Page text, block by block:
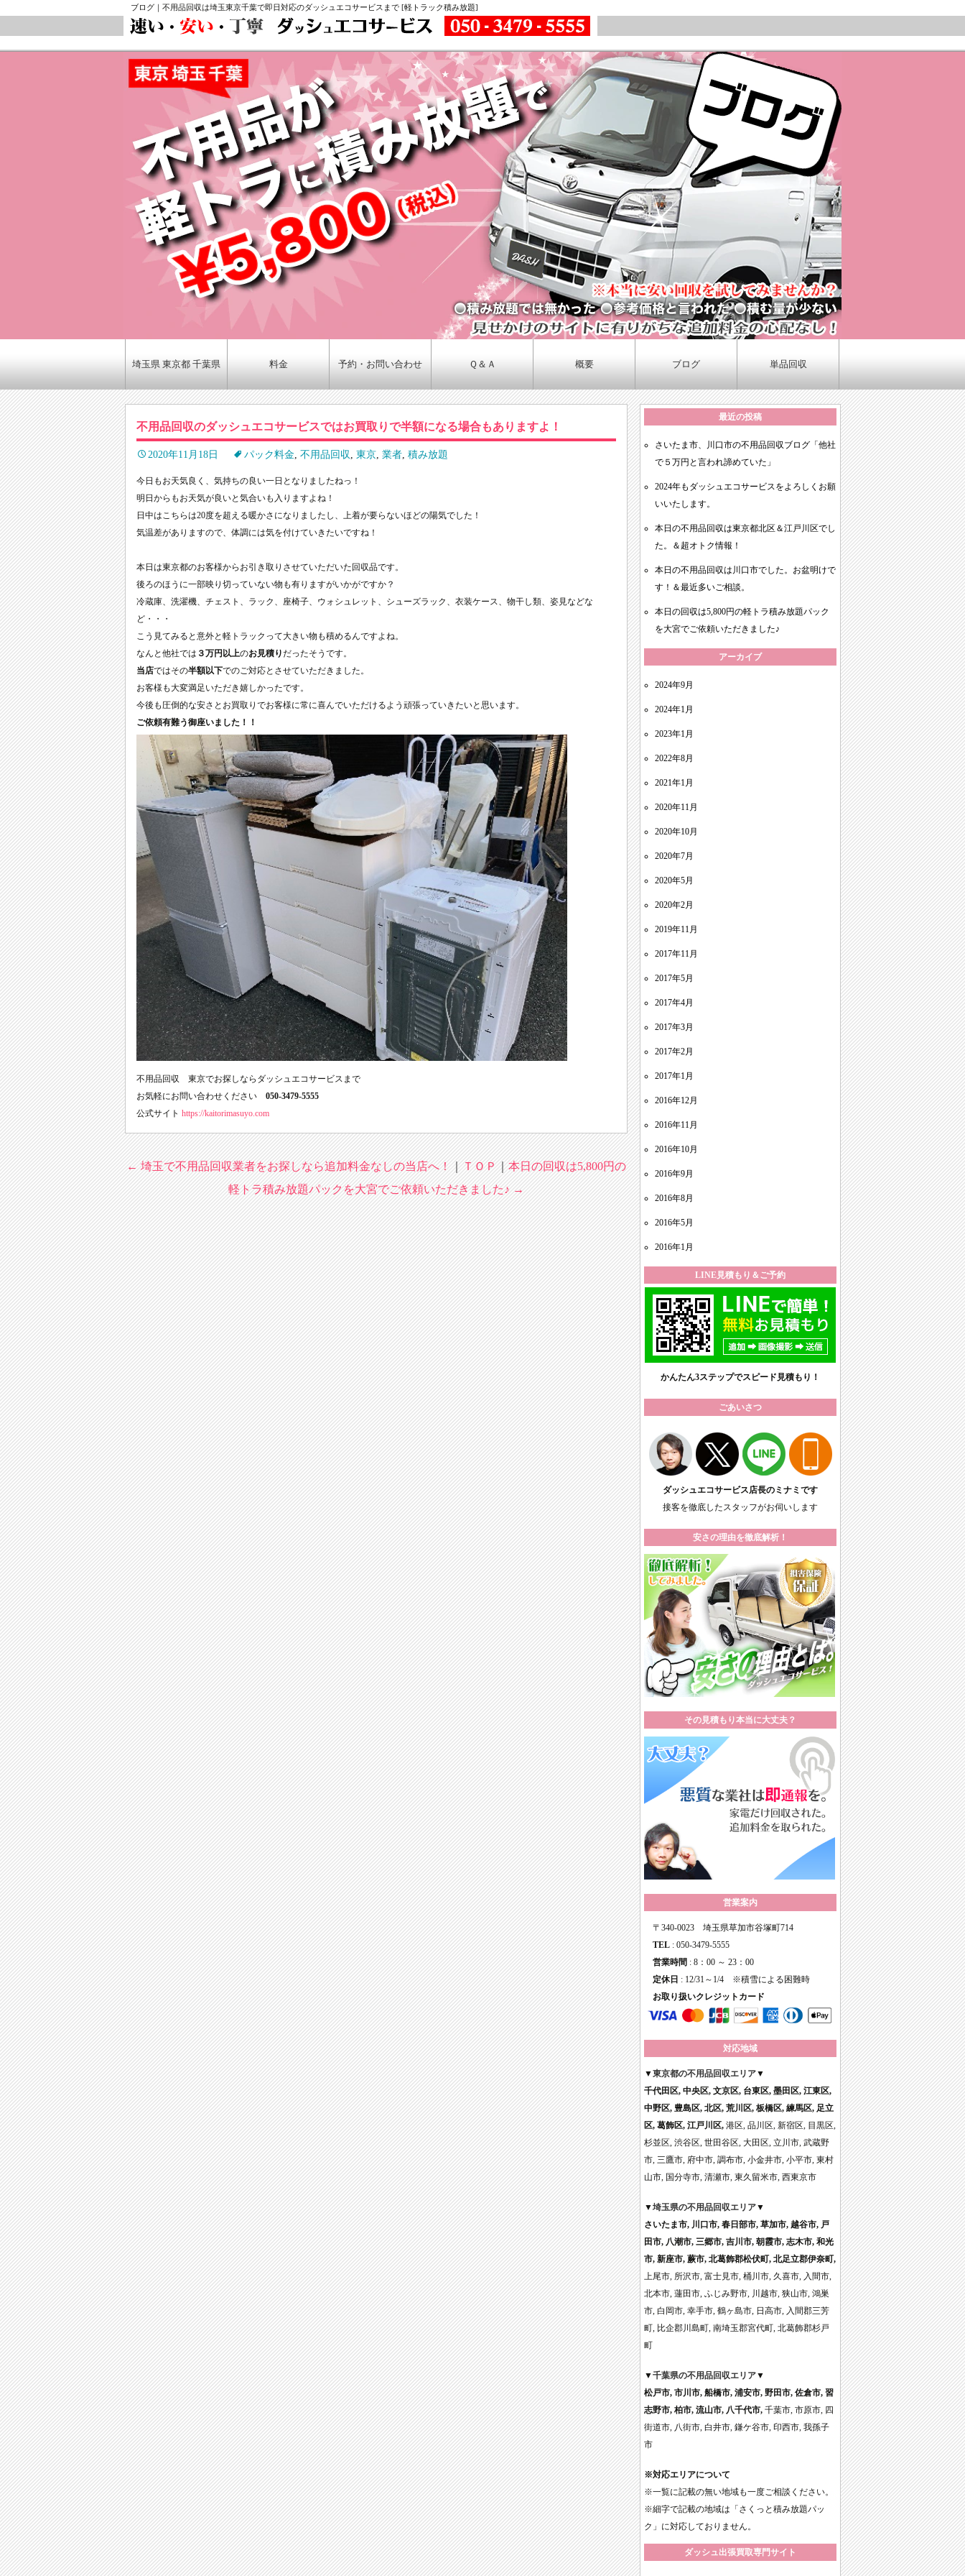
ブログ｜不用品回収は埼玉東京千葉で即日対応のダッシュエコサービスまで [軽トラック積み放題]
埼玉県 東京都 千葉県 料金 予約・お問い合わせ Ｑ＆Ａ 概要 ブログ 単品回収
不用品回収のダッシュエコサービスではお買取りで半額になる場合もありますよ！
2020年11月18日 パック料金, 不用品回収, 東京, 業者, 積み放題
今日もお天気良く、気持ちの良い一日となりましたねっ！
明日からもお天気が良いと気合いも入りますよね！
日中はこちらは20度を超える暖かさになりましたし、上着が要らないほどの陽気でした！
気温差がありますので、体調には気を付けていきたいですね！
本日は東京都のお客様からお引き取りさせていただいた回収品です。
後ろのほうに一部映り切っていない物も有りますがいかがですか？
冷蔵庫、洗濯機、チェスト、ラック、座椅子、ウォシュレット、シューズラック、衣装ケース、物干し類、姿見などな
ど・・・
こう見てみると意外と軽トラックって大きい物も積めるんですよね。
なんと他社では ３万円以上のお見積りだったそうです。
当店ではその半額以下でのご対応とさせていただきました。
お客様も大変満足いただき嬉しかったです。
今後も圧倒的な安さとお買取りでお客様に常に喜んでいただけるよう頑張っていきたいと思います。
ご依頼有難う御座いました！！
不用品回収 東京でお探しならダッシュエコサービスまで
お気軽にお問い合わせください 050-3479-5555
公式サイト https://kaitorimasuyo.com
Post
navigation
←埼玉で不用品回収業者をお探しなら追加料金なしの当店へ！｜ＴＯＰ｜本日の回収は5,800円の
軽トラ積み放題パックを大宮でご依頼いただきました♪→
最近の投稿
さいたま市、川口市の不用品回収ブログ「他社
で５万円と言われ諦めていた」
2024年もダッシュエコサービスをよろしくお願
いいたします。
本日の不用品回収は東京都北区＆江戸川区でし
た。＆超オトク情報！
本日の不用品回収は川口市でした。お盆明けで
す！＆最近多いご相談。
本日の回収は5,800円の軽トラ積み放題パック
を大宮でご依頼いただきました♪
アーカイブ
2024年9月
2024年1月
2023年1月
2022年8月
2021年1月
2020年11月
2020年10月
2020年7月
2020年5月
2020年2月
2019年11月
2017年11月
2017年5月
2017年4月
2017年3月
2017年2月
2017年1月
2016年12月
2016年11月
2016年10月
2016年9月
2016年8月
2016年5月
2016年1月
LINE見積もり＆ご予約
かんたん3ステップでスピード見積もり！
ごあいさつ
ダッシュエコサービス店長のミナミです
接客を徹底したスタッフがお伺いします
安さの理由を徹底解析！
その見積もり本当に大丈夫？
営業案内
〒 340-0023 埼玉県草加市谷塚町714
TEL : 050-3479-5555
営業時間 : 8：00 ～ 23：00
定休日 : 12/31～1/4 ※積雪による困難時
お取り扱いクレジットカード
対応地域
▼東京都の不用品回収エリア▼
千代田区, 中央区, 文京区, 台東区, 墨田区, 江東区,
中野区, 豊島区, 北区, 荒川区, 板橋区, 練馬区, 足立
区, 葛飾区, 江戸川区, 港区, 品川区, 新宿区, 目黒区,
杉並区, 渋谷区, 世田谷区, 大田区, 立川市, 武蔵野
市, 三鷹市, 府中市, 調布市, 小金井市, 小平市, 東村
山市, 国分寺市, 清瀬市, 東久留米市, 西東京市
▼埼玉県の不用品回収エリア▼
さいたま市, 川口市, 春日部市, 草加市, 越谷市, 戸
田市, 八潮市, 三郷市, 吉川市, 朝霞市, 志木市, 和光
市, 新座市, 蕨市, 北葛飾郡松伏町, 北足立郡伊奈町,
上尾市, 所沢市, 富士見市, 桶川市, 久喜市, 入間市,
北本市, 蓮田市, ふじみ野市, 川越市, 狭山市, 鴻巣
市, 白岡市, 幸手市, 鶴ヶ島市, 日高市, 入間郡三芳
町, 比企郡川島町, 南埼玉郡宮代町, 北葛飾郡杉戸
町
▼千葉県の不用品回収エリア▼
松戸市, 市川市, 船橋市, 浦安市, 野田市, 佐倉市, 習
志野市, 柏市, 流山市, 八千代市, 千葉市, 市原市, 四
街道市, 八街市, 白井市, 鎌ケ谷市, 印西市, 我孫子
市
※対応エリアについて
※一覧に記載の無い地域も一度ご相談ください。
※細字で記載の地域は「さくっと積み放題パッ
ク」に対応しておりません。
ダッシュ出張買取専門サイト